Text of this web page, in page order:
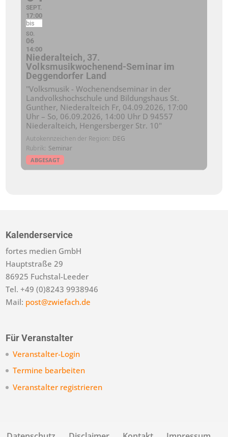
SEPT.
17:00
SO.
06
14:00
Niederalteich, 37.
Volksmusikwochenend-Seminar im
Deggendorfer Land
"Volksmusik - Wochenendseminar in der
Landvolkshochschule und Bildungshaus St.
Gunther, Niederalteich Fr, 04.09.2026, 17:00
Uhr – So, 06.09.2026, 14:00 Uhr D 94557
Niederalteich, Hengersberger Str. 10"
Autokennzeichen der Region DEG
Rubrik Seminar
ABGESAGT
Kalenderservice
fortes medien GmbH
Hauptstraße 29
86925 Fuchstal-Leeder
Tel. +49 (0)8243 9938946
Mail: post@zwiefach.de
Für Veranstalter
Veranstalter-Login
Termine bearbeiten
Veranstalter registrieren